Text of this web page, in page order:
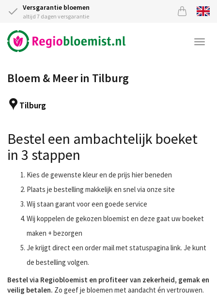
Versgarantie bloemen
altijd 7 dagen versgarantie
Bloem & Meer in Tilburg
Tilburg
Bestel een ambachtelijk boeket
in 3 stappen
Kies de gewenste kleur en de prijs hier beneden
Plaats je bestelling makkelijk en snel via onze site
Wij staan garant voor een goede service
Wij koppelen de gekozen bloemist en deze gaat uw boeket
maken + bezorgen
Je krijgt direct een order mail met statuspagina link. Je kunt
de bestelling volgen.
Bestel via Regiobloemist en profiteer van zekerheid, gemak en
veilig betalen. Zo geef je bloemen met aandacht én vertrouwen.